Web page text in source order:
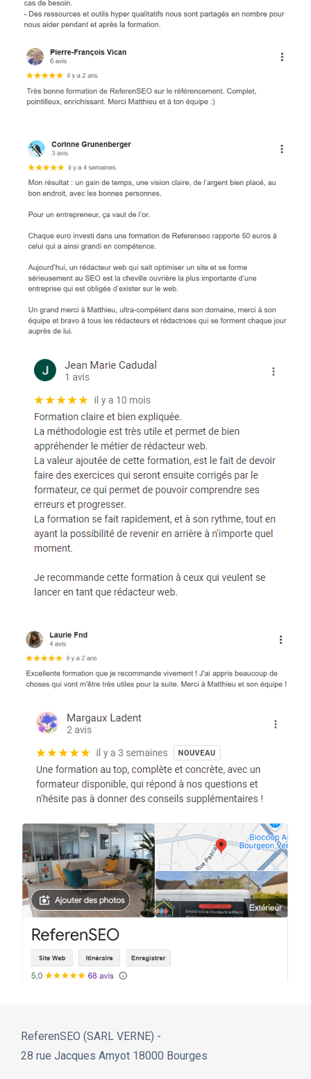
ReferenSEO (SARL VERNE) -
28 rue Jacques Amyot 18000 Bourges